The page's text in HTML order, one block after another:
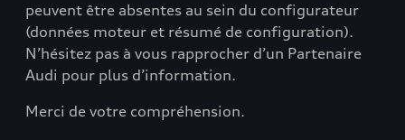
peuvent être absentes au sein du configurateur
(données moteur et résumé de configuration).
N’hésitez pas à vous rapprocher d’un Partenaire
Audi pour plus d’information.
Merci de votre compréhension.